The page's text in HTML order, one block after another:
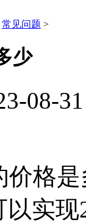
常见问题 >
少
08-
价格
实